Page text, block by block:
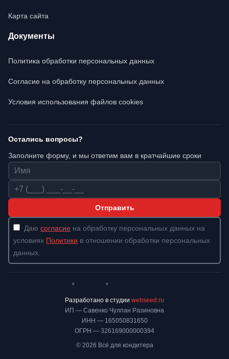
Карта сайта
Документы
Политика обработки персональных данных
Согласие на обработку персональных данных
Условия использования файлов cookies
Остались вопросы?
Заполните форму, и мы ответим вам в кратчайшие сроки
Имя
Телефон
Отправить
Даю согласие на обработку персональных данных на
условиях Политики в отношении обработки персональных
данных.
ИП — Савенко Чулпан Разиновна
ИНН — 165050831650
ОГРН — 326169000000394
© 2026 Всё для кондитера
* *
Разработано в студии webseed.ru